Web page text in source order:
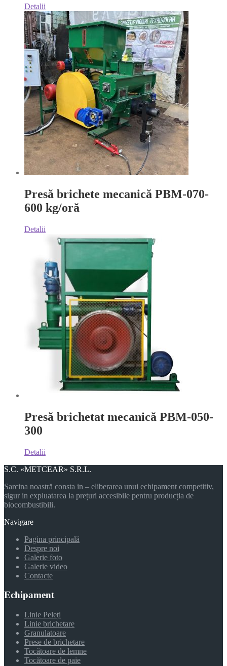
Detalii
Presă brichete mecanică PBM-070-
600 kg/oră
Detalii
Presă brichetat mecanică PBM-050-
300
Detalii
S.C. «METCEAR» S.R.L.
Sarcina noastră consta in – eliberarea unui echipament competitiv,
sigur in expluatarea la prețuri accesibile pentru producția de
biocombustibili.
Navigare
Pagina principală
Despre noi
Galerie foto
Galerie video
Contacte
Echipament
Linie Peleți
Linie brichetare
Granulatoare
Prese de brichetare
Tocătoare de lemne
Tocătoare de paie